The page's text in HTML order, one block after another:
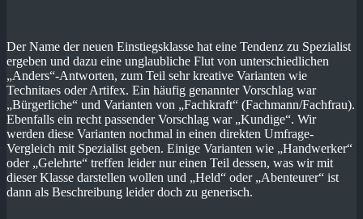
Der Name der neuen Einstiegsklasse hat eine Tendenz zu Spezialist
ergeben und dazu eine unglaubliche Flut von unterschiedlichen
„Anders“-Antworten, zum Teil sehr kreative Varianten wie
Technitaes oder Artifex. Ein häufig genannter Vorschlag war
„Bürgerliche“ und Varianten von „Fachkraft“ (Fachmann/Fachfrau).
Ebenfalls ein recht passender Vorschlag war „Kundige“. Wir
werden diese Varianten nochmal in einen direkten Umfrage-
Vergleich mit Spezialist geben. Einige Varianten wie „Handwerker“
oder „Gelehrte“ treffen leider nur einen Teil dessen, was wir mit
dieser Klasse darstellen wollen und „Held“ oder „Abenteurer“ ist
dann als Beschreibung leider doch zu generisch.